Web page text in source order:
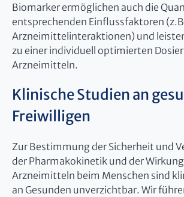
Biomarker ermöglichen auch die
entsprechenden Einflussfaktoren
Arzneimittelinteraktionen) und
zu einer individuell optimierten
Arzneimitteln.
Klinische Studien an
Freiwilligen
Zur Bestimmung der Sicherheit und
der Pharmakokinetik und der
Arzneimitteln beim Menschen sind
an Gesunden unverzichtbar. Wir